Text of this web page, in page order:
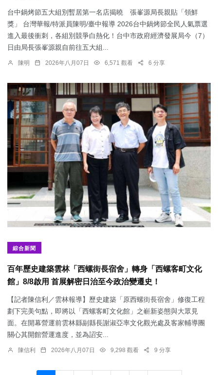
台中鍋烤節五大組別暫居第一名店揭曉 張峯源局長親貼「領鮮
獎」 台灣華報/特派員陳明/臺中報導 2026台中鍋烤節全民人氣票選
進入最後衝刺，各組別競爭白熱化！台中市政府經濟發展局今（7）
日由局長張峯源親自前往五大組...
陳明 2026年八月07日 6,571 觀看 6 分享
綜合新聞
百年歷史建築雲林「西螺街長宿舍」轉身「西螺客町文化
館」8/8啟用 首展解密日治至今政治變遷史！
【記者陳信利／雲林報導】歷史建築「原西螺街長宿舍」修復工程
劃下完美句點，即將以「西螺客町文化館」之嶄新姿態與大眾見
面。在開幕營運前雲林縣副縣長謝淑亞率文化觀光處及客家輔導團
關心其開館營運進度，並為詔安...
陳信利 2026年八月07日 9,298 觀看 9 分享